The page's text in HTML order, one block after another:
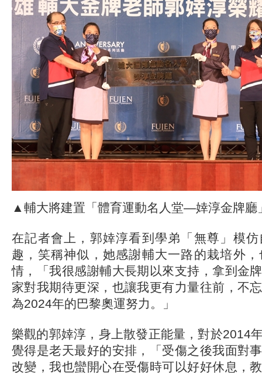
▲輔大將建置「體育運動名人堂—婞淳金牌廳
在記者會上，郭婞淳看到學弟「無尊」模
趣，笑稱神似，她感謝輔大一路的栽培外
情，「我很感謝輔大長期以來支持，拿到金
家對我期待更深，也讓我更有力量往前，不
為2024年的巴黎奧運努力。」
樂觀的郭婞淳，身上散發正能量，對於2014
覺得是老天最好的安排，「受傷之後我面對
改變，我也蠻開心在受傷時可以好好休息，